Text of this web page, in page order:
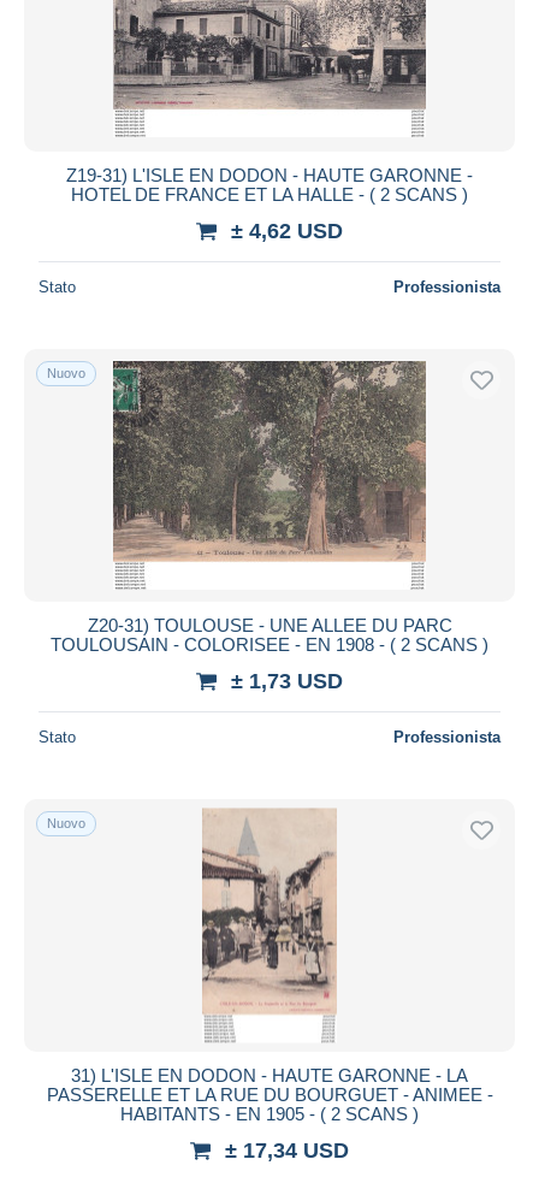
Z19-31) L'ISLE EN DODON - HAUTE GARONNE -
HOTEL DE FRANCE ET LA HALLE - ( 2 SCANS )
± 4,62 USD
Stato Professionista
Nuovo
Z20-31) TOULOUSE - UNE ALLEE DU PARC
TOULOUSAIN - COLORISEE - EN 1908 - ( 2 SCANS )
± 1,73 USD
Stato Professionista
Nuovo
31) L'ISLE EN DODON - HAUTE GARONNE - LA
PASSERELLE ET LA RUE DU BOURGUET - ANIMEE -
HABITANTS - EN 1905 - ( 2 SCANS )
± 17,34 USD